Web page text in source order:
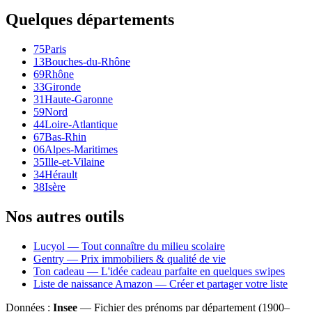
Quelques départements
75Paris
13Bouches-du-Rhône
69Rhône
33Gironde
31Haute-Garonne
59Nord
44Loire-Atlantique
67Bas-Rhin
06Alpes-Maritimes
35Ille-et-Vilaine
34Hérault
38Isère
Nos autres outils
Lucyol — Tout connaître du milieu scolaire
Gentry — Prix immobiliers & qualité de vie
Ton cadeau — L'idée cadeau parfaite en quelques swipes
Liste de naissance Amazon — Créer et partager votre liste
Données : Insee — Fichier des prénoms par département (1900–